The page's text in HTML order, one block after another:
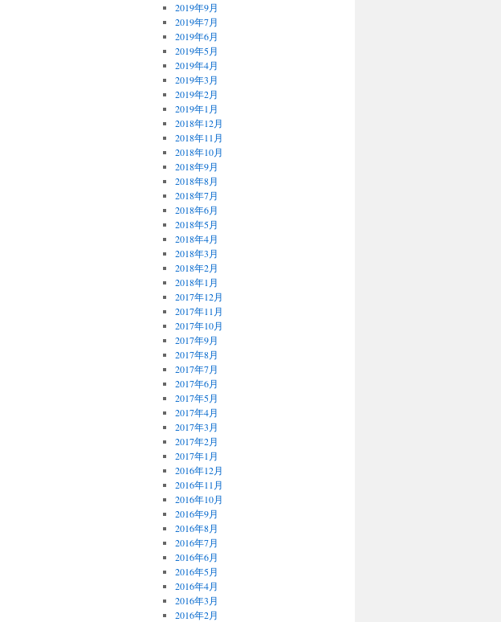
2019年9月
2019年7月
2019年6月
2019年5月
2019年4月
2019年3月
2019年2月
2019年1月
2018年12月
2018年11月
2018年10月
2018年9月
2018年8月
2018年7月
2018年6月
2018年5月
2018年4月
2018年3月
2018年2月
2018年1月
2017年12月
2017年11月
2017年10月
2017年9月
2017年8月
2017年7月
2017年6月
2017年5月
2017年4月
2017年3月
2017年2月
2017年1月
2016年12月
2016年11月
2016年10月
2016年9月
2016年8月
2016年7月
2016年6月
2016年5月
2016年4月
2016年3月
2016年2月